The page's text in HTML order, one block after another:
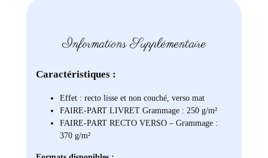
Informations Supplémentaire
Caractéristiques :
Effet : recto lisse et non couché, verso mat
FAIRE-PART LIVRET Grammage : 250 g/m²
FAIRE-PART RECTO VERSO – Grammage :
370 g/m²